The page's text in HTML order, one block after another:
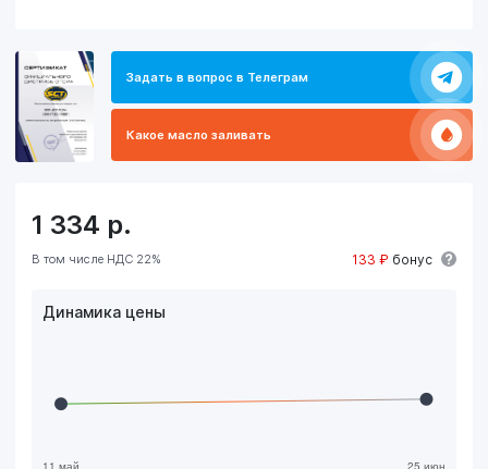
Задать в вопрос в Телеграм
Какое масло заливать
1 334 р.
В том числе НДС 22% 133 ₽ бонус
Динамика цены